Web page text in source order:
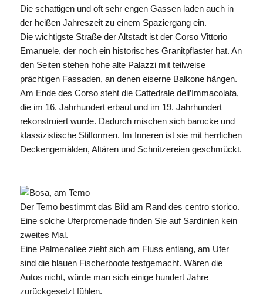
Die schattigen und oft sehr engen Gassen laden auch in
der heißen Jahreszeit zu einem Spaziergang ein.
Die wichtigste Straße der Altstadt ist der Corso Vittorio
Emanuele, der noch ein historisches Granitpflaster hat. An
den Seiten stehen hohe alte Palazzi mit teilweise
prächtigen Fassaden, an denen eiserne Balkone hängen.
Am Ende des Corso steht die Cattedrale dell’Immacolata,
die im 16. Jahrhundert erbaut und im 19. Jahrhundert
rekonstruiert wurde. Dadurch mischen sich barocke und
klassizistische Stilformen. Im Inneren ist sie mit herrlichen
Deckengemälden, Altären und Schnitzereien geschmückt.
Der Temo bestimmt das Bild am Rand des centro storico.
Eine solche Uferpromenade finden Sie auf Sardinien kein
zweites Mal.
Eine Palmenallee zieht sich am Fluss entlang, am Ufer
sind die blauen Fischerboote festgemacht. Wären die
Autos nicht, würde man sich einige hundert Jahre
zurückgesetzt fühlen.